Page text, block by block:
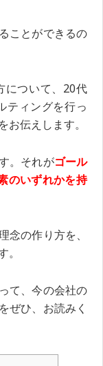
ことができるの
について、20代
ティングを行っ
伝えします。
。それがゴール
のいずれかを持
念の作り方を、
て、今の会社の
ぜひ、お読みく